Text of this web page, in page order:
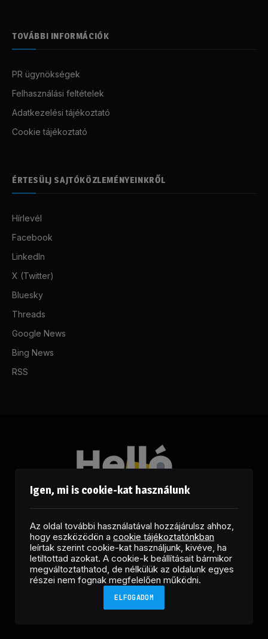
TOVÁBBI INFORMÁCIÓK
PR ügynökségek
Felhasználási feltételek
Adatkezelési tájékoztató
Cookie tájékoztató
ÉRTESÜLJ SAJTÓKÖZLEMÉNYEINKRŐL
Hírlevél
Facebook
LinkedIn
X (Twitter)
Bluesky
Threads
Google News
Bing News
RSS
FacebookLinkedInX
(Twitter)
RSS
Igen, mi is cookie-kat használunk
Az oldal további használatával hozzájárulsz ahhoz,
hogy eszközödön a cookie tájékoztatónkban
leírtak szerint cookie-kat használjunk, kivéve, ha
letiltottad azokat. A cookie-k beállításait bármikor
megváltoztathatod, de nélkülük az oldalunk egyes
részei nem fognak megfelelően működni.
ELFOGADOM